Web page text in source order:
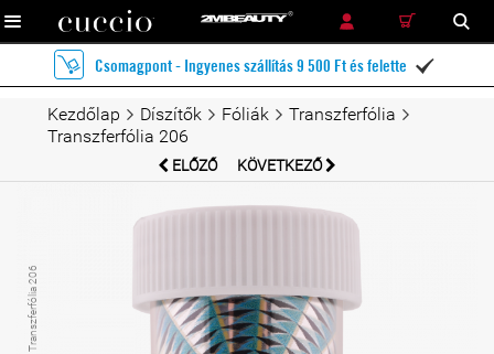
RÉSZLETES KERESÉS KERESÉS
Csomagpont - Ingyenes szállítás 9 500 Ft és felette 
Kezdőlap Díszítők Fóliák
Transzferfólia
Transzferfólia 206
ELŐZŐ KÖVETKEZŐ
Transzferfólia 206